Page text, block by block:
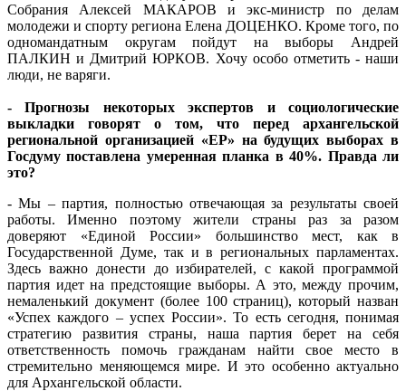
Собрания Алексей МАКАРОВ и экс-министр по делам
молодежи и спорту региона Елена ДОЦЕНКО. Кроме того, по
одномандатным округам пойдут на выборы Андрей
ПАЛКИН и Дмитрий ЮРКОВ. Хочу особо отметить - наши
люди, не варяги.
- Прогнозы некоторых экспертов и социологические
выкладки говорят о том, что перед архангельской
региональной организацией «ЕР» на будущих выборах в
Госдуму поставлена умеренная планка в 40%. Правда ли
это?
- Мы – партия, полностью отвечающая за результаты своей
работы. Именно поэтому жители страны раз за разом
доверяют «Единой России» большинство мест, как в
Государственной Думе, так и в региональных парламентах.
Здесь важно донести до избирателей, с какой программой
партия идет на предстоящие выборы. А это, между прочим,
немаленький документ (более 100 страниц), который назван
«Успех каждого – успех России». То есть сегодня, понимая
стратегию развития страны, наша партия берет на себя
ответственность помочь гражданам найти свое место в
стремительно меняющемся мире. И это особенно актуально
для Архангельской области.